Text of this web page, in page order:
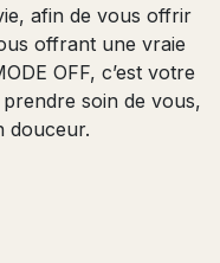
afin de vous offrir
offrant une vraie
OFF, c’est votre
soin de vous,
douceur.